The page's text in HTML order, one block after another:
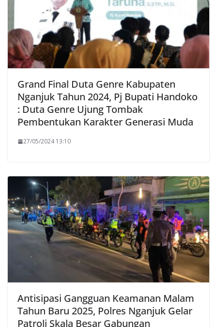
Grand Final Duta Genre Kabupaten
Nganjuk Tahun 2024, Pj Bupati Handoko
: Duta Genre Ujung Tombak
Pembentukan Karakter Generasi Muda
27/05/2024 13:10
Antisipasi Gangguan Keamanan Malam
Tahun Baru 2025, Polres Nganjuk Gelar
Patroli Skala Besar Gabungan